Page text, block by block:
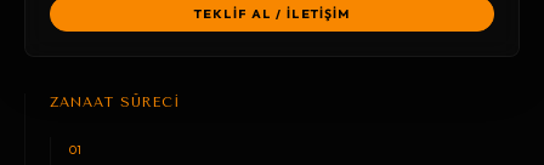
TEKLİF AL / İLETİŞİM
ZANAAT SÜRECİ
01